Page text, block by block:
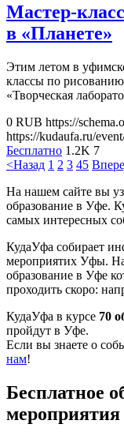
Мастер-
в «Планете»
Этим летом в
классы по
«Творческая
0 RUB https://
https://kudaufa.ru/
Бесплатно 1.2K 7
<Назад 1 2 3 45
На нашем сайте вы
образование в Уфе.
самых интересных
КудаУфа собирает
мероприятих Уфы. На
образование в Уфе
проходить скоро:
КудаУфа в курсе 70
пройдут в Уфе.
Если вы знаете о
нам!
Бесплатное
мероприятия